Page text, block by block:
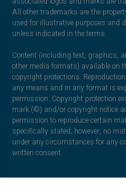
All other trademarks are the
used for illustrative purposes and
unless indicated in the terms.
Content (including text, graphics,
other media formats) available on
copyright protections.
any means and in any format is
permission. Copyright protection
mark (©) and/or copyright notice
permission to reproduce certain
specifically stated; however, no
under any circumstances for any
written consent.